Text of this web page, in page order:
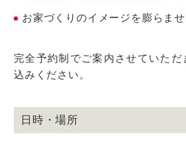
お家づくりのイメージを膨らま
完全予約制でご案内させていただ
込みください。
日時・場所